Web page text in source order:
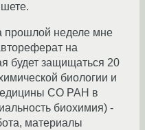
прошлой неделе мне
на
будет защищаться 20
биологии и
СО РАН в
биохимия) -
материалы